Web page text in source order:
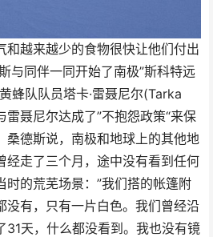
和越来越少的食物很快让他们付出
与同伴一同开始了南极”斯科特远
蜂队队员塔卡·雷聂尼尔(Tarka
聂尼尔达成了”不抱怨政策“来保
桑德斯说，南极和地球上的其他地
经走了三个月，途中没有看到任何
时的荒芜场景：”我们搭的帐篷附
没有，只有一片白色。我们曾经沿
31天，什么都没看到。我也没有镜